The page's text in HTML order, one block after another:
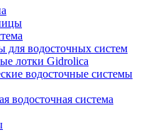
для водосточных систем
лотки Gidrolica
водосточные системы
водосточная система